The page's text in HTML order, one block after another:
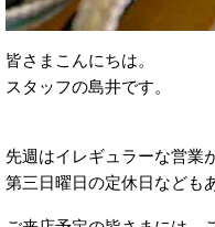
皆さまこんにちは。
スタッフの島井です。
先週はイレギュラーな営業
第三日曜日の定休日なども